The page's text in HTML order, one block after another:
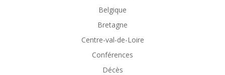
Belgique
Bretagne
Centre-val-de-Loire
Conférences
Décès